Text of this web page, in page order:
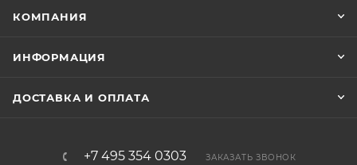
КОМПАНИЯ
ИНФОРМАЦИЯ
ДОСТАВКА И ОПЛАТА
+7 495 354 0303 ЗАКАЗАТЬ ЗВОНОК